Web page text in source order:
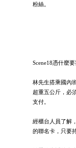
粉絲。
Scene18憑什麼
林先生搭乘國內
超重五公斤，必
支付。
經櫃台人員了解
的聯名卡，只要